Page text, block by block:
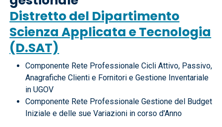
Distretto del Dipartimento
Scienza Applicata e Tecnologia
(D.SAT)
Componente Rete Professionale Cicli Attivo, Passivo,
Anagrafiche Clienti e Fornitori e Gestione Inventariale
in UGOV
Componente Rete Professionale Gestione del Budget
Iniziale e delle sue Variazioni in corso d'Anno